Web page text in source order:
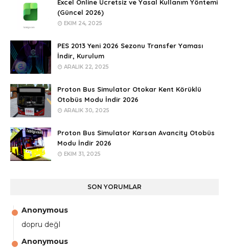
Excel Online Ücretsiz ve Yasal Kullanım Yöntemi
(Güncel 2026)
EKIM 24, 2025
PES 2013 Yeni 2026 Sezonu Transfer Yaması
İndir, Kurulum
ARALIK 22, 2025
Proton Bus Simulator Otokar Kent Körüklü
Otobüs Modu İndir 2026
ARALIK 30, 2025
Proton Bus Simulator Karsan Avancity Otobüs
Modu İndir 2026
EKIM 31, 2025
SON YORUMLAR
Anonymous
dopru değl
Anonymous